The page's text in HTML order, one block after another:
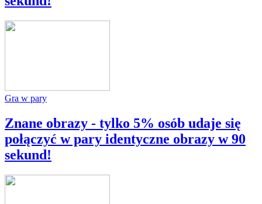
Gra w pary
Znane obrazy - tylko 5% osób udaje się
połączyć w pary identyczne obrazy w 90
sekund!